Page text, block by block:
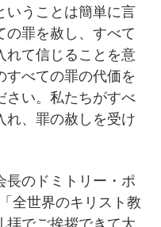
いうことは簡単に言
の罪を赦し、すべて
れて信じることを意
すべての罪の代価を
さい。私たちがすべ
れ、罪の赦しを受け
長のドミトリー・ポ
全世界のキリスト教